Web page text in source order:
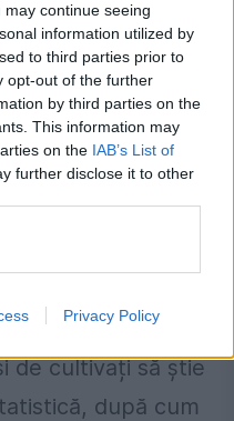
continue seeing
information utilized by
to third parties prior to
opt-out of the further
by third parties on the
This information may
on the IAB’s List of
further disclose it to other
Privacy Policy
că din clipa în
de moarte,
Statistic, îmi veți
Dar nu vi se
statistic cînd
Nu vi se pare
moarte privind
de pagină sînt
de cultivați să știe
după cum